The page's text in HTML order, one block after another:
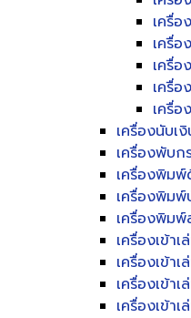
เครื่อ
เครื่อ
เครื่อ
เครื่อ
เครื่อ
เครื่องนับเ
เครื่องพับก
เครื่องพิม
เครื่องพิม
เครื่องพิมพ์
เครื่องเข้า
เครื่องเข้า
เครื่องเข้า
เครื่องเข้า